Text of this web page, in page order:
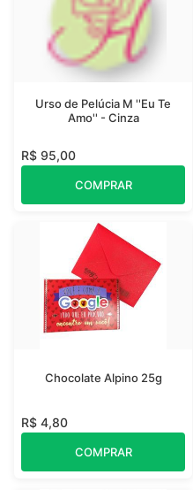
Urso de Pelúcia M ''Eu Te
Amo'' - Cinza
R$ 95,00
COMPRAR
Chocolate Alpino 25g
R$ 4,80
COMPRAR